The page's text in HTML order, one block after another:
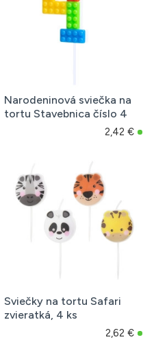
Narodeninová sviečka na
tortu Stavebnica číslo 4
2,42 €
Sviečky na tortu Safari
zvieratká, 4 ks
2,62 €